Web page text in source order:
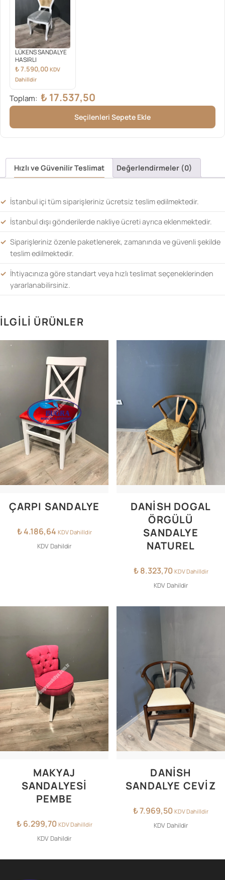
LÜKENS SANDALYE
HASIRLI
₺7.590,00 KDV
Dahilldir
Toplam: ₺ 17.537,50
Seçilenleri Sepete Ekle
Hızlı ve Güvenilir Teslimat Değerlendirmeler (0)
İstanbul içi tüm siparişleriniz ücretsiz teslim edilmektedir.
İstanbul dışı gönderilerde nakliye ücreti ayrıca eklenmektedir.
Siparişleriniz özenle paketlenerek, zamanında ve güvenli şekilde
teslim edilmektedir.
İhtiyacınıza göre standart veya hızlı teslimat seçeneklerinden
yararlanabilirsiniz.
İLGILI ÜRÜNLER
ÇARPI SANDALYE
₺4.186,64 KDV Dahilldir
KDV Dahildir
DANISH DOGAL
ÖRGÜLÜ
SANDALYE
NATUREL
₺8.323,70 KDV Dahilldir
KDV Dahildir
MAKYAJ
SANDALYESİ
PEMBE
₺6.299,70 KDV Dahilldir
KDV Dahildir
DANISH
SANDALYE CEVIZ
₺7.969,50 KDV Dahilldir
KDV Dahildir